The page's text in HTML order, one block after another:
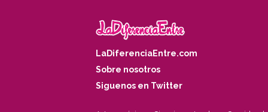
LaDiferenciaEntre.com
Sobre nosotros
Siguenos en Twitter